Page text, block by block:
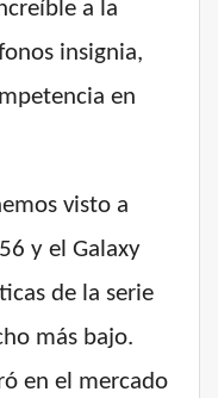
a la
insignia,
en
visto a
y el Galaxy
de la serie
más bajo.
en el mercado